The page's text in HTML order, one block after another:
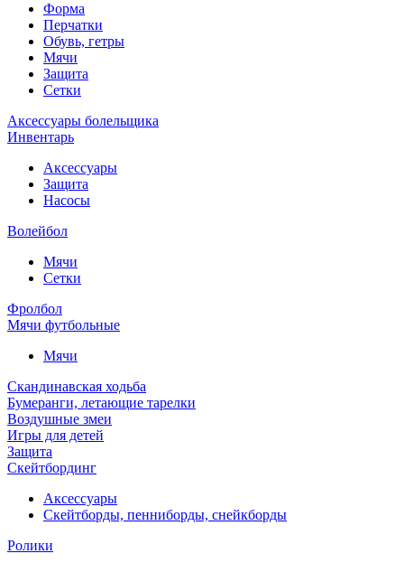
Форма
Перчатки
Обувь, гетры
Мячи
Защита
Сетки
Аксессуары болельщика
Инвентарь
Аксессуары
Защита
Насосы
Волейбол
Мячи
Сетки
Фролбол
Мячи футбольные
Мячи
Скандинавская ходьба
Бумеранги, летающие тарелки
Воздушные змеи
Игры для детей
Защита
Скейтбординг
Аксессуары
Скейтборды, пенниборды, снейкборды
Ролики